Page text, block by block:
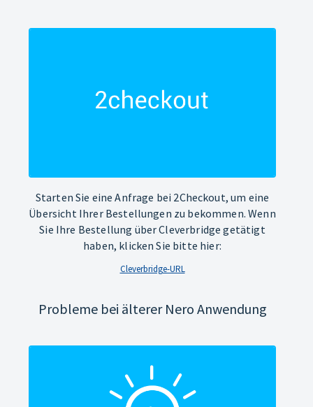
Starten Sie eine Anfrage bei 2Checkout, um eine
Übersicht Ihrer Bestellungen zu bekommen. Wenn
Sie Ihre Bestellung über Cleverbridge getätigt
haben, klicken Sie bitte hier:
Cleverbridge-URL
Probleme bei älterer Nero Anwendung